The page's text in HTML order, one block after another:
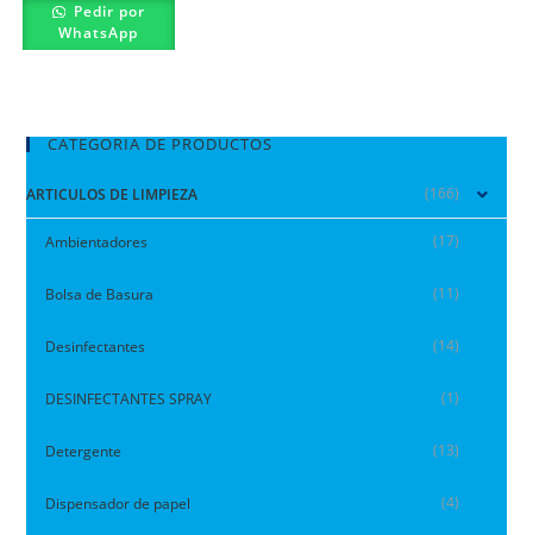
Pedir por
WhatsApp
CATEGORIA DE PRODUCTOS
ARTICULOS DE LIMPIEZA (166)
Ambientadores (17)
Bolsa de Basura (11)
Desinfectantes (14)
DESINFECTANTES SPRAY (1)
Detergente (13)
Dispensador de papel (4)